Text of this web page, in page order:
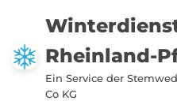
Zum
Inhalt
springen
Rheinland-
Ein Service der
Co KG